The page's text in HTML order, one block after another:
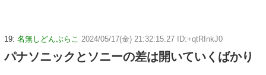
19: 名無しどんぶらこ 2024/05/17(金) 21:32:15.27 ID:+qtRInkJ0
パナソニックとソニーの差は開いていくばかり